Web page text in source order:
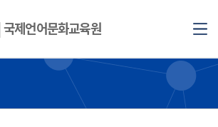
국제언어문화교육원